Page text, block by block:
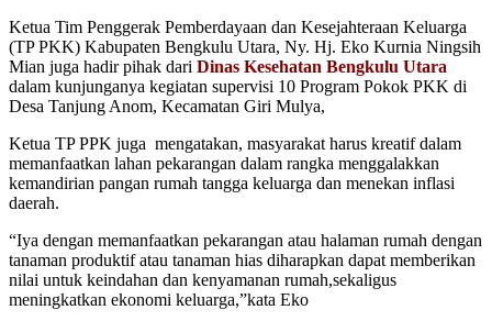
Ketua Tim Penggerak Pemberdayaan dan Kesejahteraan Keluarga
(TP PKK) Kabupaten Bengkulu Utara, Ny. Hj. Eko Kurnia Ningsih
Mian juga hadir pihak dari Dinas Kesehatan Bengkulu Utara
dalam kunjunganya kegiatan supervisi 10 Program Pokok PKK di
Desa Tanjung Anom, Kecamatan Giri Mulya,
Ketua TP PPK juga mengatakan, masyarakat harus kreatif dalam
memanfaatkan lahan pekarangan dalam rangka menggalakkan
kemandirian pangan rumah tangga keluarga dan menekan inflasi
daerah.
“Iya dengan memanfaatkan pekarangan atau halaman rumah dengan
tanaman produktif atau tanaman hias diharapkan dapat memberikan
nilai untuk keindahan dan kenyamanan rumah,sekaligus
meningkatkan ekonomi keluarga,”kata Eko